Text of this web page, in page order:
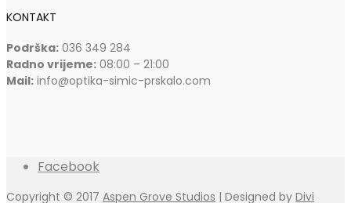
KONTAKT
Podrška: 036 349 284
Radno vrijeme: 08:00 – 21:00
Mail: info@optika-simic-prskalo.com
Facebook
Copyright © 2017 Aspen Grove Studios | Designed by Divi